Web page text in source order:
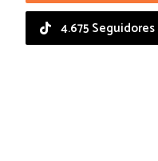
4.675 Seguidores